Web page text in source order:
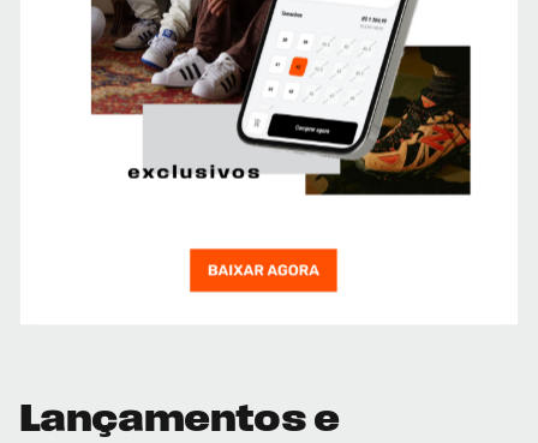
Lançamentos e